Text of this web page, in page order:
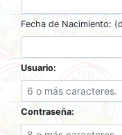
Fecha de Nacimiento:
Usuario:
Contraseña: